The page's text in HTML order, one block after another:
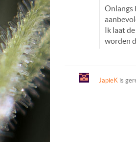
Onlangs
Ik laat
worden
JapieK is